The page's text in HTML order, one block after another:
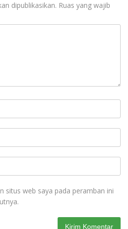
dipublikasikan. Ruas yang wajib
situs web saya pada peramban ini